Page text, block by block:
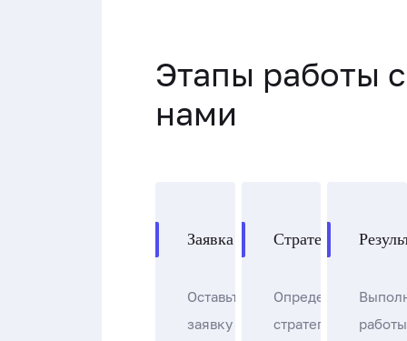
Этапы работы с
нами
Заявка
Оставьте
заявку
Стратегия
Определяем
стратегию
работы